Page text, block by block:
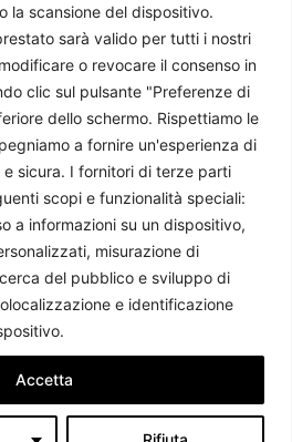
la scansione del dispositivo.
sarà valido per tutti i nostri
o revocare il consenso in
clic sul pulsante "Preferenze di
dello schermo. Rispettiamo le
a fornire un'esperienza di
sicura. I fornitori di terze parti
scopi e funzionalità speciali:
a informazioni su un dispositivo,
misurazione di
del pubblico e sviluppo di
e identificazione
Accetta